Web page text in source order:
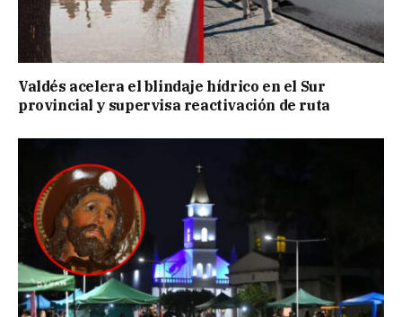
Valdés acelera el blindaje hídrico en el Sur
provincial y supervisa reactivación de ruta